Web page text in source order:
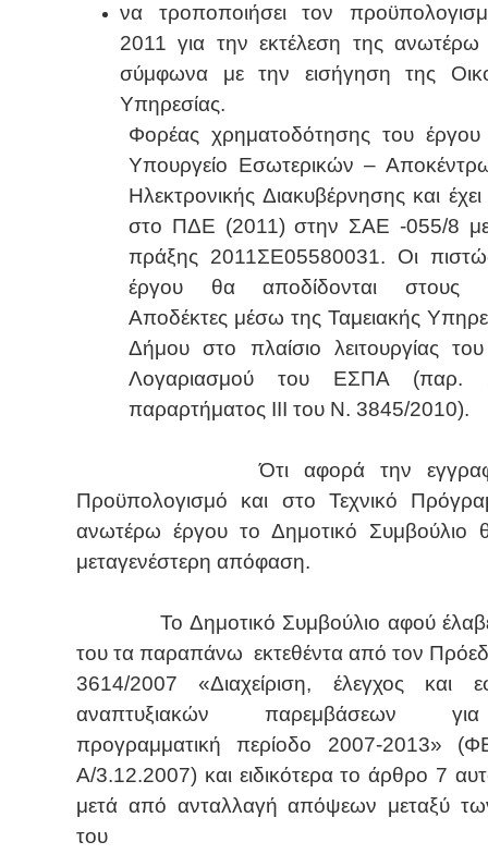
να τροποποιήσει τον
2011 για την εκτέλεση της
σύμφωνα με την εισήγηση της
Υπηρεσίας.
Φορέας χρηματοδότησης του έργου
Υπουργείο Εσωτερικών –
Ηλεκτρονικής Διακυβέρνησης και έχει
στο ΠΔΕ (2011) στην ΣΑΕ -055/8
πράξης 2011ΣΕ05580031. Οι
έργου θα αποδίδονται στους
Αποδέκτες μέσω της Ταμειακής
Δήμου στο πλαίσιο λειτουργίας του
Λογαριασμού του ΕΣΠΑ (παρ.
παραρτήματος ΙΙΙ του Ν. 3845/2010).
Ότι αφορά την
Προϋπολογισμό και στο Τεχνικό
ανωτέρω έργου το Δημοτικό Συμβούλιο
μεταγενέστερη απόφαση.
Το Δημοτικό Συμβούλιο αφού
του τα παραπάνω εκτεθέντα από τον
3614/2007 «Διαχείριση, έλεγχος και
αναπτυξιακών παρεμβάσεων
προγραμματική περίοδο 2007-2013»
Α/3.12.2007) και ειδικότερα το άρθρο 7
μετά από ανταλλαγή απόψεων μεταξύ
του